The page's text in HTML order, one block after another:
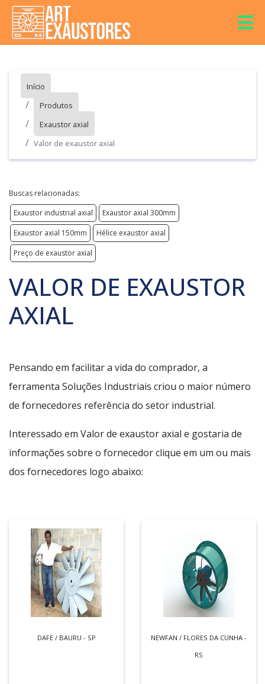
Início
Produtos
Exaustor axial
Valor de exaustor axial
Buscas relacionadas:
Exaustor industrial axial
Exaustor axial 300mm
Exaustor axial 150mm
Hélice exaustor axial
Preço de exaustor axial
VALOR DE EXAUSTOR
AXIAL
Pensando em facilitar a vida do comprador, a
ferramenta Soluções Industriais criou o maior número
de fornecedores referência do setor industrial.
Interessado em Valor de exaustor axial e gostaria de
informações sobre o fornecedor clique em um ou mais
dos fornecedores logo abaixo:
DAFE / BAURU - SP
NEWFAN / FLORES DA CUNHA -
RS